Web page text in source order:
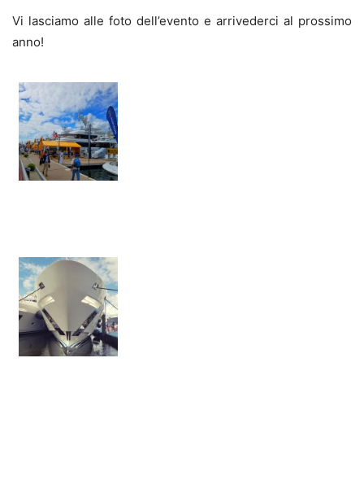
Vi lasciamo alle foto dell’evento e arrivederci al prossimo
anno!